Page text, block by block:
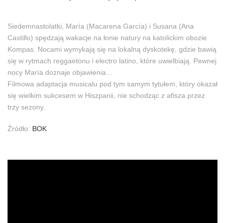
Siedemnastolatki, María (Macarena García) i Susana (Ana
Castillo) spędzają wakacje na łonie natury na katolickim obozie
Kompas. Nocami wymykają się na lokalną dyskotekę, gdzie bawią
się w rytmach reggaetonu i electro latino, które uwielbiają. Pewnej
nocy María doznaje objawienia…
Filmowa adaptacja musicalu pod tym samym tytułem, który okazał
się wielkim sukcesem w Hiszpanii, nie schodząc z afisza przez
trzy sezony.
Źródło: BOK